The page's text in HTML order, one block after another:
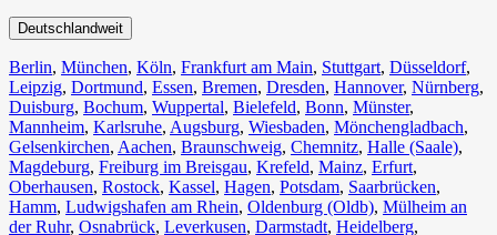
Deutschlandweit
Berlin⁠, München, Köln⁠, Frankfurt am Main, Stuttgart, Düsseldorf,
Leipzig, Dortmund, Essen, Bremen, Dresden, Hannover, Nürnberg,
Duisburg⁠, Bochum, Wuppertal⁠, Bielefeld⁠, Bonn⁠, Münster⁠,
Mannheim, Karlsruhe, Augsburg, Wiesbaden⁠, Mönchengladbach⁠,
Gelsenkirchen⁠, Aachen⁠, Braunschweig, Chemnitz⁠, Halle (Saale)⁠,
Magdeburg, Freiburg im Breisgau⁠, Krefeld⁠, Mainz⁠, Erfurt,
Oberhausen⁠, Rostock⁠, Kassel⁠, Hagen, Potsdam, Saarbrücken⁠,
Hamm, Ludwigshafen am Rhein⁠, Oldenburg (Oldb), Mülheim an
der Ruhr, Osnabrück⁠, Leverkusen, Darmstadt⁠, Heidelberg,